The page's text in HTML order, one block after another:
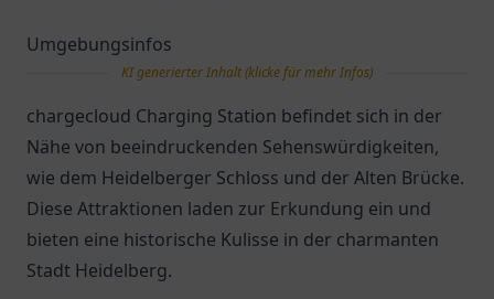
Umgebungsinfos
KI generierter Inhalt (klicke für mehr Infos)
chargecloud Charging Station befindet sich in der
Nähe von beeindruckenden Sehenswürdigkeiten,
wie dem Heidelberger Schloss und der Alten Brücke.
Diese Attraktionen laden zur Erkundung ein und
bieten eine historische Kulisse in der charmanten
Stadt Heidelberg.